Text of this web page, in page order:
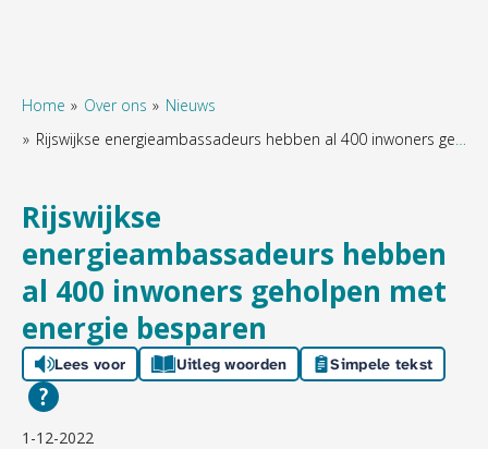
Home Over ons
Nieuws
Rijswijkse energieambassadeurs hebben al 400 inwoners geholpen met energie besparen
Rijswijkse
energieambassadeurs hebben
al 400 inwoners geholpen met
energie besparen
Lees voor Uitleg woorden Simpele tekst
1-12-2022